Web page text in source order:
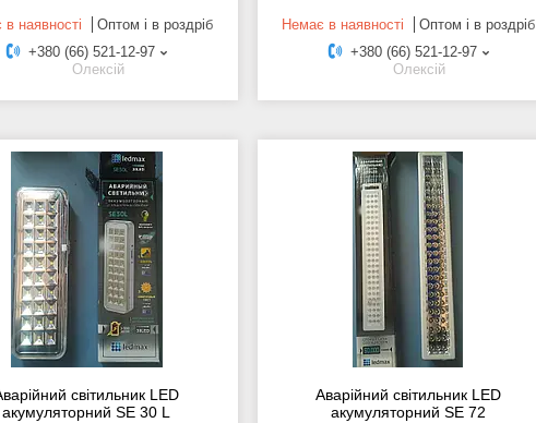
наявності
Оптом і в роздріб
+380 (66) 521-12-97
Олексій
Немає в наявності
Оптом і в роздріб
+380 (66) 521-12-97
Олексій
світильник LED
акумуляторний SE 30 L
Аварійний світильник LED
акумуляторний SE 72